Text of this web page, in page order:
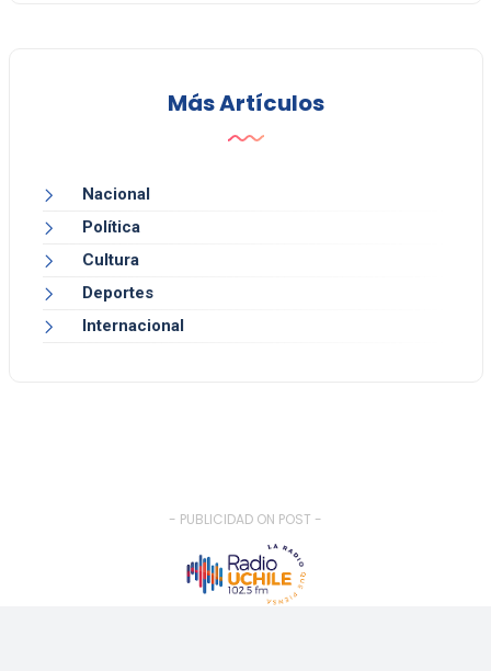
Más Artículos
Nacional
Política
Cultura
Deportes
Internacional
- PUBLICIDAD ON POST -